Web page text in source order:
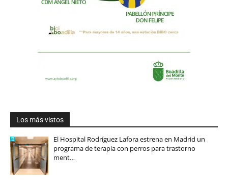
Los más vistos
El Hospital Rodríguez Lafora estrena en Madrid un
programa de terapia con perros para trastorno
ment…